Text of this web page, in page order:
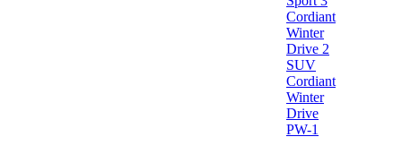
Cordiant
Winter
Drive 2
SUV
Cordiant
Winter
Drive
PW-1